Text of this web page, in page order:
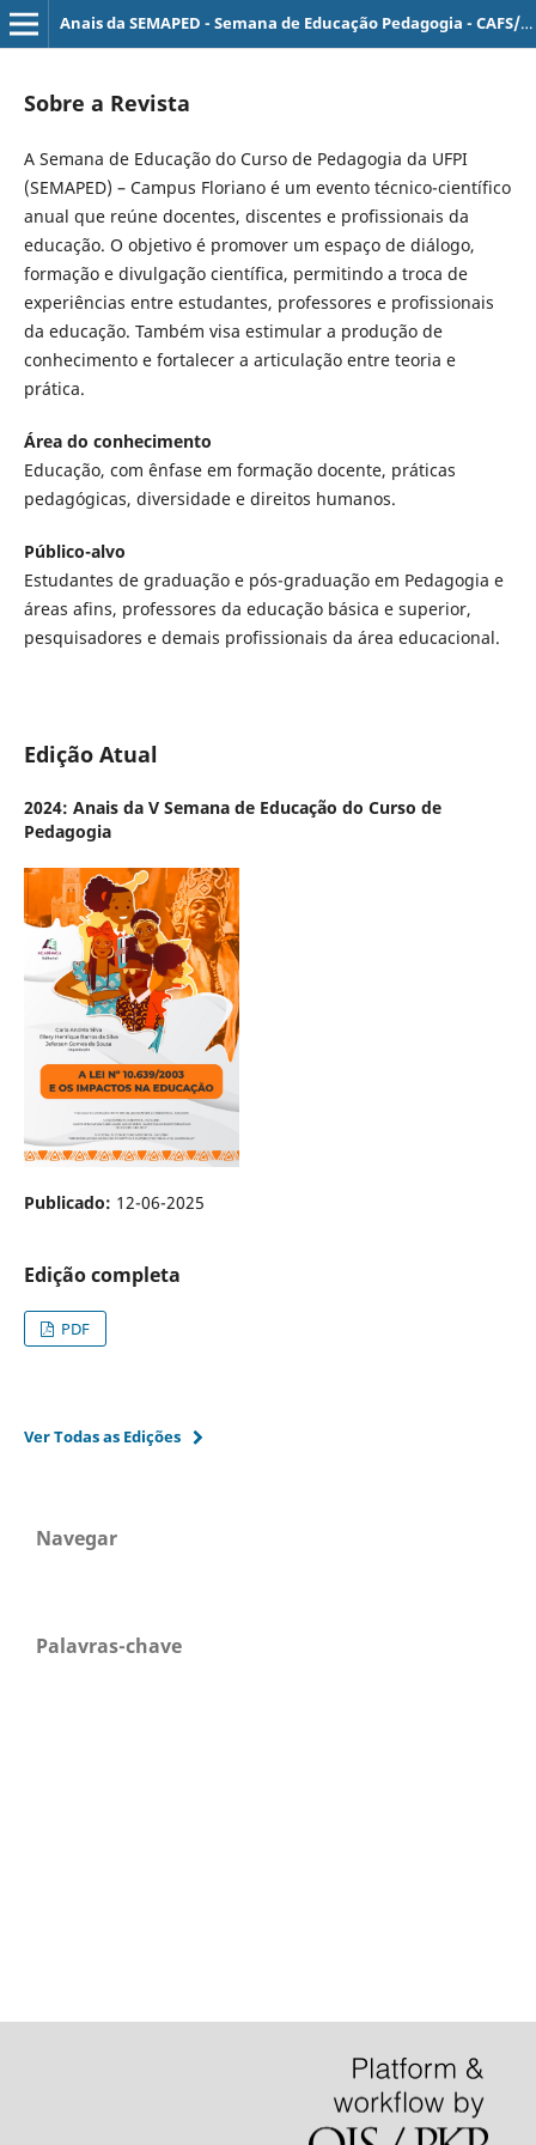
Anais da SEMAPED - Semana de Educação Pedagogia - CAFS/UFPI
Sobre a Revista
A Semana de Educação do Curso de Pedagogia da UFPI
(SEMAPED) – Campus Floriano é um evento técnico-científico
anual que reúne docentes, discentes e profissionais da
educação. O objetivo é promover um espaço de diálogo,
formação e divulgação científica, permitindo a troca de
experiências entre estudantes, professores e profissionais
da educação. Também visa estimular a produção de
conhecimento e fortalecer a articulação entre teoria e
prática.
Área do conhecimento
Educação, com ênfase em formação docente, práticas
pedagógicas, diversidade e direitos humanos.
Público-alvo
Estudantes de graduação e pós-graduação em Pedagogia e
áreas afins, professores da educação básica e superior,
pesquisadores e demais profissionais da área educacional.
Edição Atual
2024: Anais da V Semana de Educação do Curso de
Pedagogia
Publicado: 12-06-2025
Edição completa
PDF
Ver Todas as Edições
Navegar
Palavras-chave